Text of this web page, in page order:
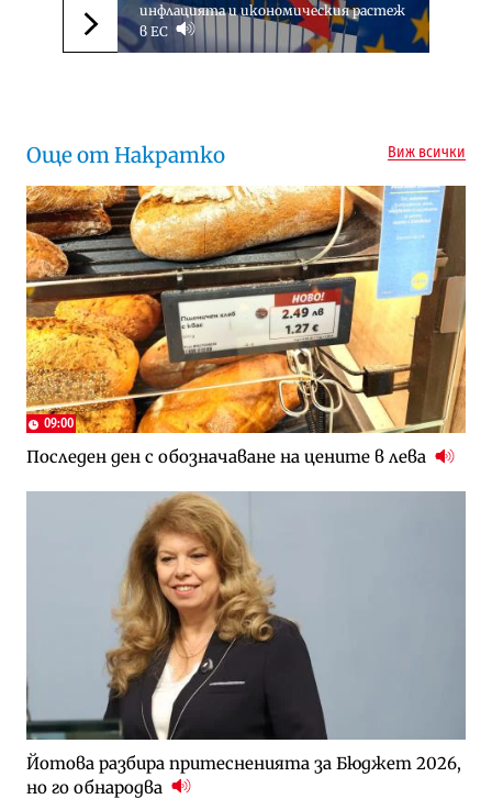
Следваща новина
инфлацията и икономическия растеж
в ЕС
Още от Накратко Виж всички
09:00
Последен ден с обозначаване на цените в лева
Йотова разбира притесненията за Бюджет 2026,
но го обнародва